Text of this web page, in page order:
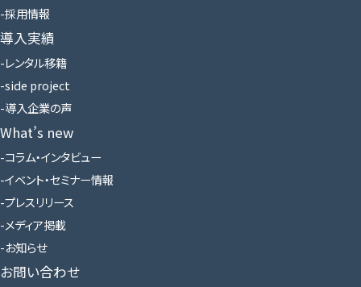
採用情報
導入実績
レンタル移籍
side project
導入企業の声
What’s new
コラム・インタビュー
イベント・セミナー情報
プレスリリース
メディア掲載
お知らせ
お問い合わせ